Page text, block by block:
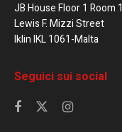
JB House Floor 1 Room 1
Lewis F. Mizzi Street
Iklin IKL 1061-Malta
Seguici sui social